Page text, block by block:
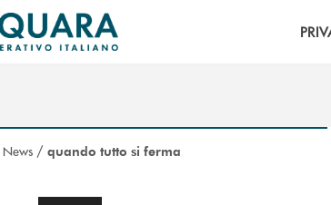
News / quando tutto si ferma